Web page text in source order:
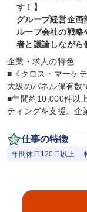
す！】
グループ経営企
ループ会社の戦略
者と議論しながら
企業・求人の特色
■《クロス・マーケ
大級のパネル保有数
■年間約10,000件以
ティングを支援。企
仕事の特徴
年間休日120日以上